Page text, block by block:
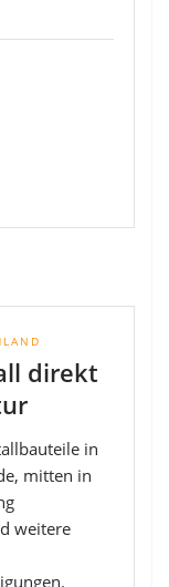
direkt
in
mitten in
weitere